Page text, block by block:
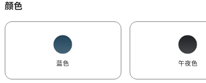
颜色
蓝色 午夜色